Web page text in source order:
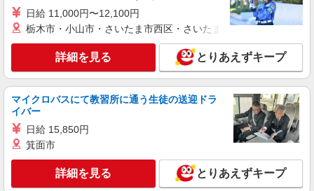
アルバイト パート
ベビー・子ども服販売スタッフ【フルタイム】
時給1,170円 試用期間あり（期間中も同時給）
交通費別途支給（月4万円まで） ＜月収例＞ 時給
1,170円×実働8時間勤務×月20日＝187,200円
埼玉県越谷市レイクタウン3丁目1-1 イオンレ
詳細を見る
パート
日給 11,000円〜12,100円
栃木市・小山市・さいたま市西区・さいたま市岩槻区・久喜市・
詳細を見る とりあえずキープ
マイクロバスにて教習所に通う生徒の送迎ドラ
イバー
日給 15,850円
箕面市
詳細を見る とりあえずキープ